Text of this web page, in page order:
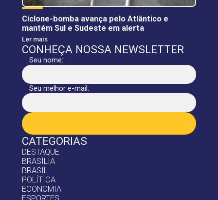
CATEGORIAS
DESTAQUE
BRASÍLIA
BRASIL
POLÍTICA
ECONOMIA
Ciclone-bomba avança pelo Atlântico e
mantém Sul e Sudeste em alerta
Ler mais
CONHEÇA NOSSA NEWSLETTER
Seu nome:
Seu melhor e-mail: